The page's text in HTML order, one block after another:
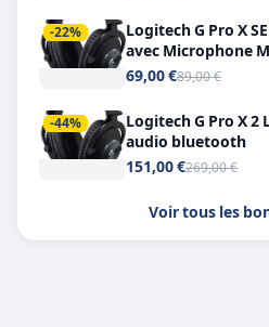
-22%
Logitech G Pro X
avec Microphone
Headphone X 7.1
69,00 €89,00 €
-44%
Logitech G Pro X 2
audio bluetooth
151,00 €269,00 €
Voir tous les